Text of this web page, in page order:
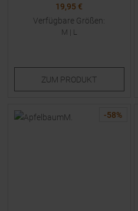
19,95 €
Verfügbare Größen:
M | L
ZUM PRODUKT
-58%